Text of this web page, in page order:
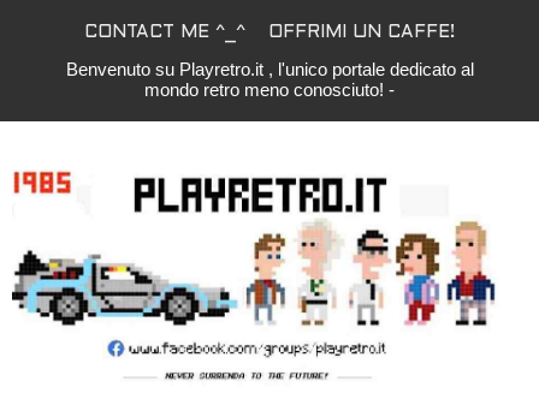
CONTACT ME ^_^ OFFRIMI UN CAFFE!
Benvenuto su Playretro.it , l'unico portale dedicato al
mondo retro meno conosciuto! -